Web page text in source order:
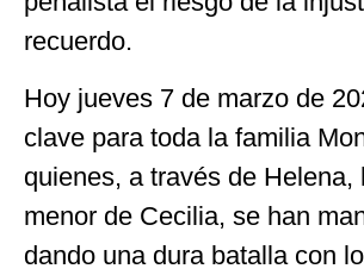
recuerdo.
Hoy jueves 7 de marzo de
clave para toda la familia
quienes, a través de Helena,
menor de Cecilia, se han
dando una dura batalla con